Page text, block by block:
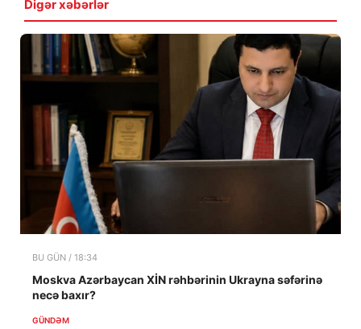
Digər xəbərlər
BU GÜN / 18:34
Moskva Azərbaycan XİN rəhbərinin Ukrayna səfərinə
necə baxır?
GÜNDƏM